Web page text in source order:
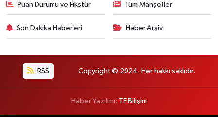
Puan Durumu ve Fikstür Tüm Manşetler
Son Dakika Haberleri Haber Arşivi
RSS Copyright © 2024. Her hakkı saklıdır.
Haber Yazılımı: TE Bilişim